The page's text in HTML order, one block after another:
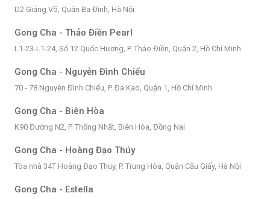
D2 Giảng Võ, Quận Ba Đình, Hà Nội
Gong Cha - Thảo Điền Pearl
L1-23-L1-24, Số 12 Quốc Hương, P. Thảo Điền, Quận 2, Hồ Chí Minh
Gong Cha - Nguyễn Đình Chiểu
70 - 78 Nguyễn Đình Chiểu, P. Đa Kao, Quận 1, Hồ Chí Minh
Gong Cha - Biên Hòa
K90 Đường N2, P. Thống Nhất, Biên Hòa, Đồng Nai
Gong Cha - Hoàng Đạo Thúy
Tòa nhà 34T Hoàng Đạo Thúy, P. Trung Hòa, Quận Cầu Giấy, Hà Nội
Gong Cha - Estella